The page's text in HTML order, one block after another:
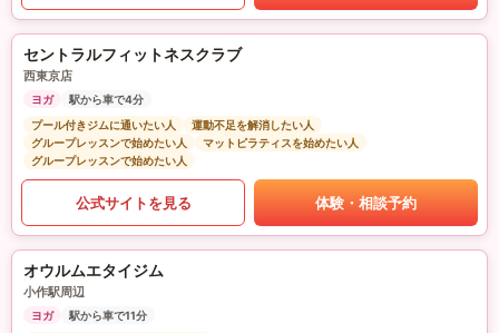
セントラルフィットネスクラブ
西東京店
ヨガ
駅から車で4分
プール付きジムに通いたい人
運動不足を解消したい人
グループレッスンで始めたい人
マットピラティスを始めたい人
グループレッスンで始めたい人
公式サイトを見る 体験・相談予約
オウルムエタイジム
小作駅周辺
ヨガ
駅から車で11分